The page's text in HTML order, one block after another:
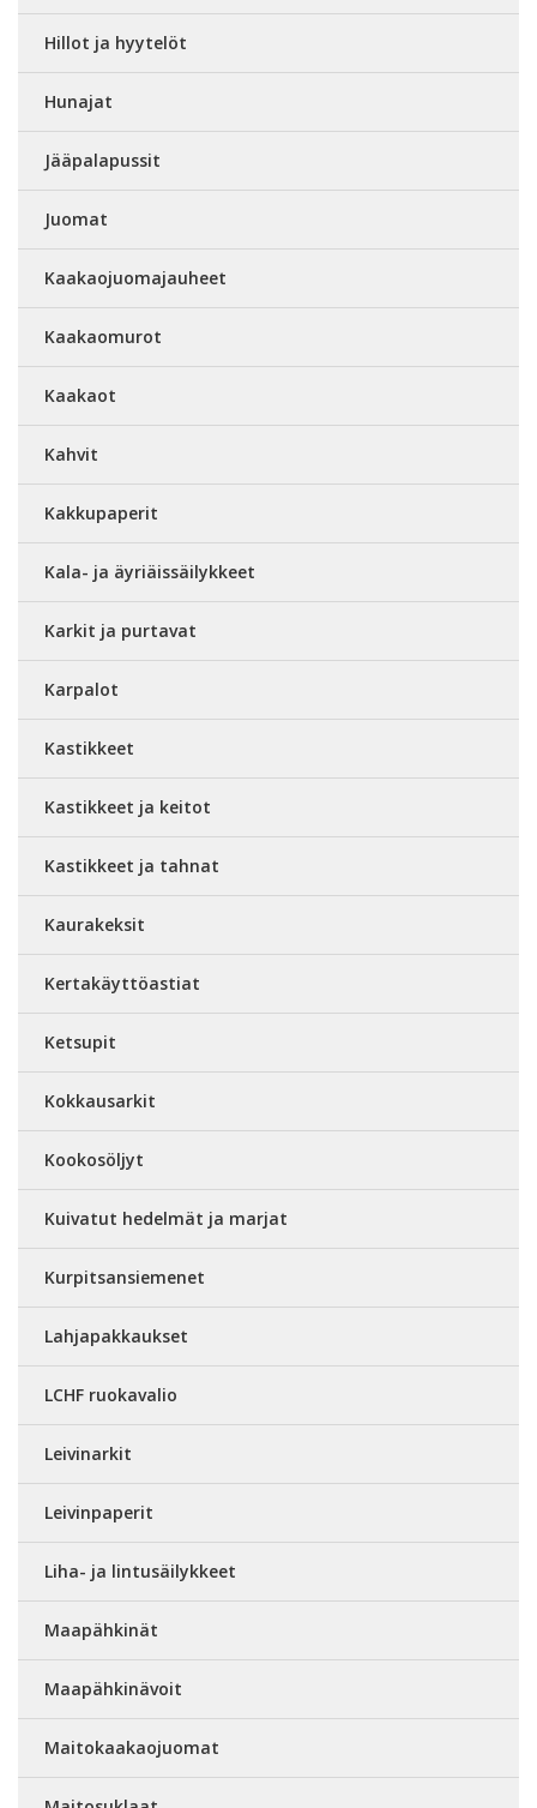
Hillot ja hyytelöt
Hunajat
Jääpalapussit
Juomat
Kaakaojuomajauheet
Kaakaomurot
Kaakaot
Kahvit
Kakkupaperit
Kala- ja äyriäissäilykkeet
Karkit ja purtavat
Karpalot
Kastikkeet
Kastikkeet ja keitot
Kastikkeet ja tahnat
Kaurakeksit
Kertakäyttöastiat
Ketsupit
Kokkausarkit
Kookosöljyt
Kuivatut hedelmät ja marjat
Kurpitsansiemenet
Lahjapakkaukset
LCHF ruokavalio
Leivinarkit
Leivinpaperit
Liha- ja lintusäilykkeet
Maapähkinät
Maapähkinävoit
Maitokaakaojuomat